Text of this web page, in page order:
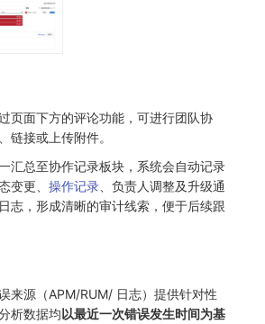
页面下方的评论功能，可进行团队协
链接或上传附件。
汇总至协作记录板块，系统会自动记录
变更、 操作记录 、负责人调整及升级通
志，形成清晰的审计线索，便于后续跟
来源（APM/RUM/ 日志）提供针对性
析数据均以最近一次错误发生时间为基